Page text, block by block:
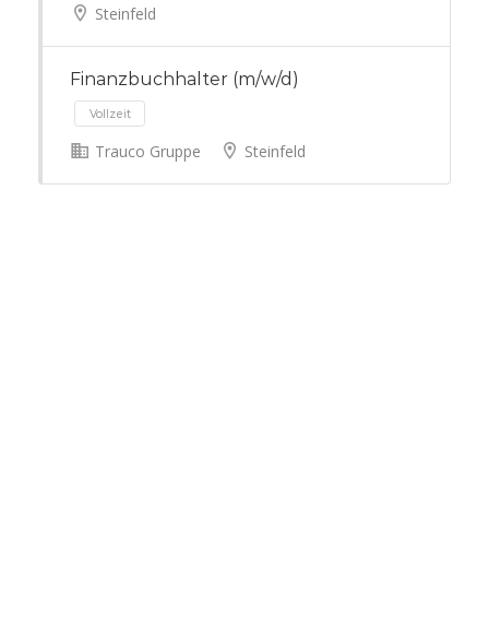
Steinfeld
Finanzbuchhalter (m/w/d)
Trauco Gruppe Steinfeld